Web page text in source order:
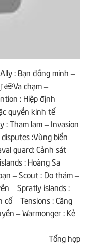
: Bạn đồng minh –
| : Va chạm –
: Hiệp định –
quyền kinh tế –
: Tham lam – Invasion
:Vùng biển
guard: Cảnh sát
: Hoàng Sa –
– Scout : Do thám –
– Spratly islands :
– Tensions : Căng
– Warmonger : Kẻ
Tổng hợp